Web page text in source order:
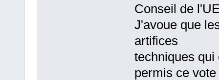
Conseil de
J'avoue que
artifices
techniques qui
permis ce vote